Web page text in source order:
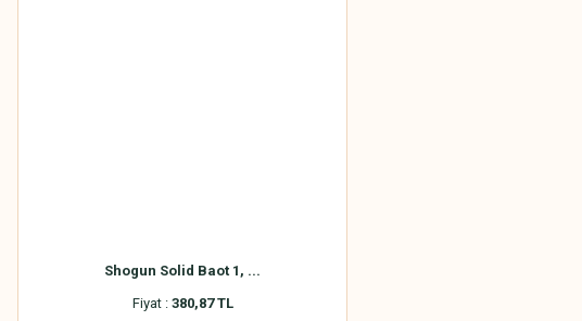
Shogun Solid Baot 1, ...
Fiyat : 380,87 TL